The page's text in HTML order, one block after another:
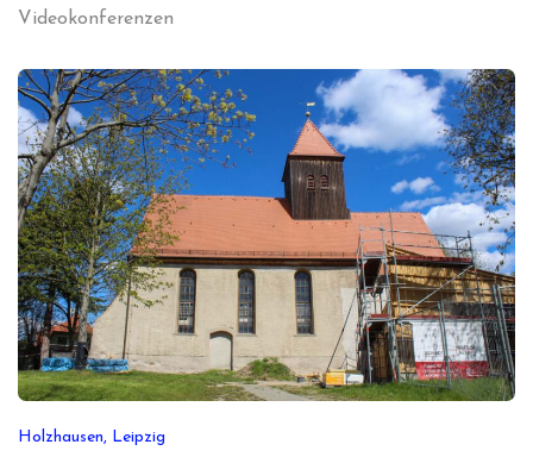
Videokonferenzen
Holzhausen, Leipzig